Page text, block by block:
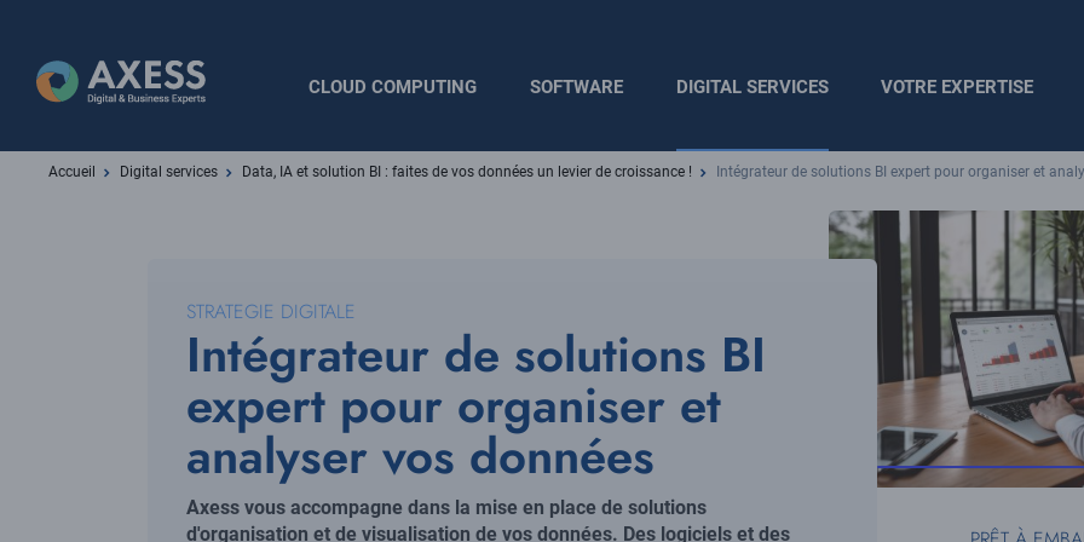
contenu
principal
principale
CLOUD COMPUTING SOFTWARE DIGITAL SERVICES VOTRE EXPERTISE
Accueil Digital services Data, IA et solution BI : faites de vos données un levier de croissance ! Intégrateur de solutions BI expert pour organiser et
STRATEGIE DIGITALE
Intégrateur de solutions BI
expert pour organiser et
analyser vos données
Axess vous accompagne dans la mise en place de solutions
d'organisation et de visualisation de vos données. Des logiciels et des